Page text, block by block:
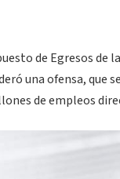
de Egresos de
una ofensa,
de empleos